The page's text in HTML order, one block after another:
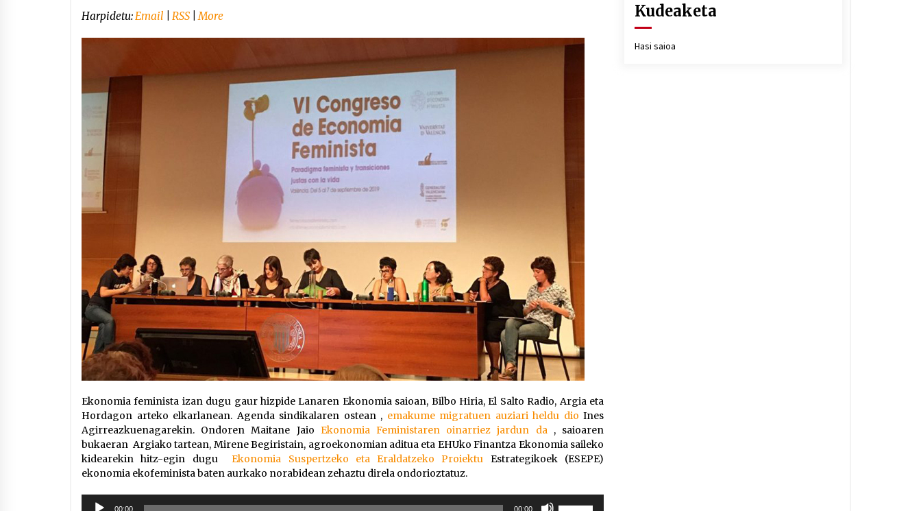
jaisteko.
Harpidetu:Email RSS |More
Ekonomia feminista izan dugu gaur hizpide Lanaren Ekonomia saioan, Bilbo Hiria, El Salto Radio, Argia eta
Hordagon arteko elkarlanean. Agenda sindikalaren ostean , emakume migratuen auziari heldu dio Ines
Agirreazkuenagarekin. Ondoren Maitane Jaio Ekonomia Feministaren oinarriez jardun da, saioaren
bukaeran Argiako tartean, Mirene Begiristain, agroekonomian aditua eta EHUko Finantza Ekonomia saileko
kidearekin hitz-egin dugu
Ekonomia Suspertzeko eta Eraldatzeko Proiektu Estrategikoek (ESEPE)
ekonomia ekofeminista baten aurkako norabidean zehaztu direla ondorioztatuz.
Soinu
00:00 00:00
Kudeaketa
Hasi saioa